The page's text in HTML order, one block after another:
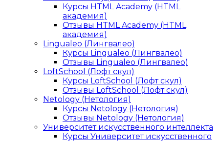
Курсы HTML Academy (HTML
академия)
Отзывы HTML Academy (HTML
академия)
Lingualeo (Лингвалео)
Курсы Lingualeo (Лингвалео)
Отзывы Lingualeo (Лингвалео)
LoftSchool (Лофт скул)
Курсы LoftSchool (Лофт скул)
Отзывы LoftSchool (Лофт скул)
Netology (Нетология)
Курсы Netology (Нетология)
Отзывы Netology (Нетология)
Университет искусственного интеллекта
Курсы Университет искусственного